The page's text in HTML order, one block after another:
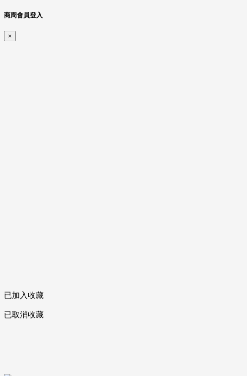
商周會員登入
×
已加入收藏
已取消收藏